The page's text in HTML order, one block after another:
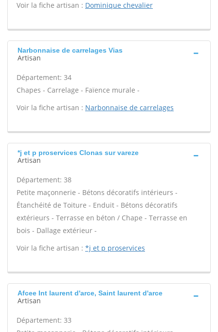
Voir la fiche artisan : Dominique chevalier
Narbonnaise de carrelages Vias
Artisan
Département: 34
Chapes - Carrelage - Faïence murale -
Voir la fiche artisan : Narbonnaise de carrelages
*j et p proservices Clonas sur vareze
Artisan
Département: 38
Petite maçonnerie - Bétons décoratifs intérieurs -
Étanchéité de Toiture - Enduit - Bétons décoratifs
extérieurs - Terrasse en béton / Chape - Terrasse en
bois - Dallage extérieur -
Voir la fiche artisan : *j et p proservices
Afcee Int laurent d'arce, Saint laurent d'arce
Artisan
Département: 33